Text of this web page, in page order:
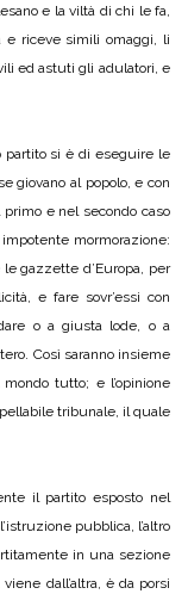
e la viltà di chi le fa,
e riceve simili omaggi, li
ed astuti gli adulatori, e
partito si è di eseguire le
giovano al popolo, e con
e nel secondo caso
mormorazione:
gazzette d’Europa, per
e fare sovr’essi con
o a giusta lode, o a
Così saranno insieme
tutto; e l’opinione
tribunale, il quale
il partito esposto nel
pubblica, l’altro
in una sezione
dall’altra, è da porsi